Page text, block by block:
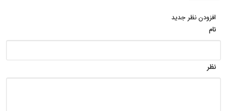
افزودن نظر جدید
نام
نظر